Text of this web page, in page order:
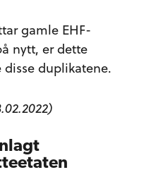
gamle EHF-
nytt, er dette
disse duplikatene.